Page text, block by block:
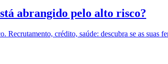
abrangido pelo alto risco?
crédito, saúde: descubra se as suas